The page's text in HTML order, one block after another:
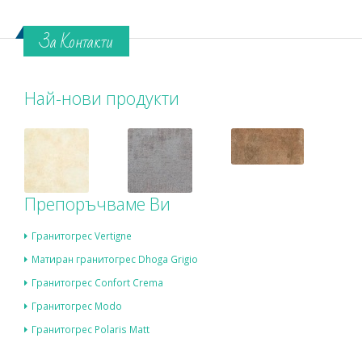
За Контакти
Най-нови продукти
Препоръчваме Ви
Гранитогрес Vertigne
Матиран гранитогрес Dhoga Grigio
Гранитогрес Confort Crema
Гранитогрес Modo
Гранитогрес Polaris Matt